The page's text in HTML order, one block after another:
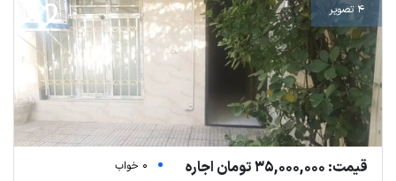
4 تصویر
قیمت: 35,000,000 تومان اجاره
0 خواب